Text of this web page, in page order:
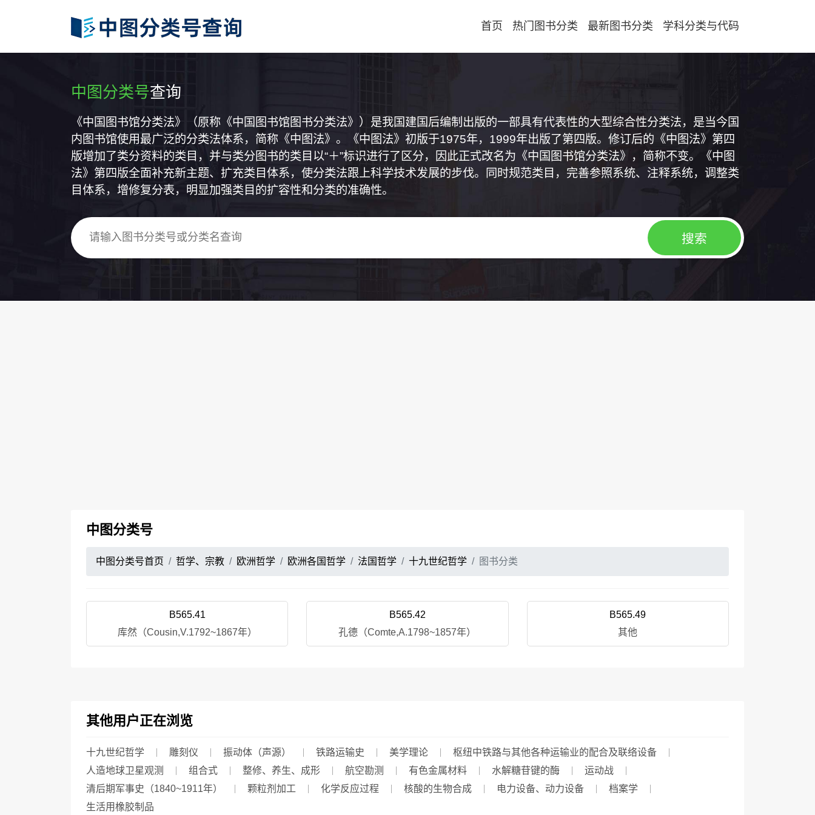
首页 热门图书分类 最新图书分类 学科分类与代码
中图分类号查询
《中国图书馆分类法》（原称《中国图书馆图书分类法》）是我国建国后编制出版的一部具有代表性的大型综合性分类法，是当今国
内图书馆使用最广泛的分类法体系，简称《中图法》。《中图法》初版于1975年，1999年出版了第四版。修订后的《中图法》第四
版增加了类分资料的类目，并与类分图书的类目以“＋”标识进行了区分，因此正式改名为《中国图书馆分类法》，简称不变。《中图
法》第四版全面补充新主题、扩充类目体系，使分类法跟上科学技术发展的步伐。同时规范类目，完善参照系统、注释系统，调整类
目体系，增修复分表，明显加强类目的扩容性和分类的准确性。
中图分类号
中图分类号首页 哲学、宗教 欧洲哲学 欧洲各国哲学 法国哲学 十九世纪哲学 图书分类
B565.41
库然（Cousin,V.1792~1867年）
B565.42
孔德（Comte,A.1798~1857年）
B565.49
其他
其他用户正在浏览
十九世纪哲学 雕刻仪 振动体（声源） 铁路运输史 美学理论
枢纽中铁路与其他各种运输业的配合及联络设备
人造地球卫星观测
组合式 整修、养生、成形 航空勘测 有色金属材料 水解糖苷键的酶
运动战
清后期军事史（1840~1911年）
颗粒剂加工 化学反应过程 核酸的生物合成 电力设备、动力设备
档案学
生活用橡胶制品